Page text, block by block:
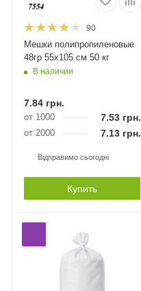
90
Мешки полипропиленовые
48гр 55х105 см 50 кг
В наличии
7.84 грн.
от 1000 7.53грн.
от 2000 7.13грн.
Відправимо сьогодні
Купить